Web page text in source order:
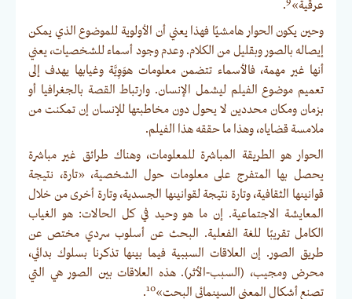
عرقية» .
وحين يكون الحوار هامشيًا فهذا يعني أن الأولوية للموضوع الذي يمكن
إيصاله بالصور وبقليل من الكلام. وعدم وجود أسماء للشخصيات، يعني
أنها غير مهمة، فالأسماء تتضمن معلومات هوَوِيَّة وغيابها يهدف إلى
تعميم موضوع الفيلم ليشمل الإنسان. وارتباط القصة بالجغرافيا أو
بزمان ومكان محددين لا يحول دون مخاطبتها للإنسان إن تمكنت من
ملامسة قضاياه، وهذا ما حققه هذا الفيلم.
الحوار هو الطريقة المباشرة للمعلومات، وهناك طرائق غير مباشرة
يحصل بها المتفرج على معلومات حول الشخصية، «تارة، نتيجة
قوانينها الثقافية، وتارة نتيجة لقوانينها الجسدية، وتارة أخرى من خلال
المعايشة الاجتماعية. إن ما هو وحيد في كل الحالات: هو الغياب
الكامل تقريبًا للغة الفعلية. البحث عن أسلوب سردي مختص عن
طريق الصور. إن العلاقات السببية فيما بينها تذكرنا بسلوك بدائي،
محرض ومجيب، (السبب-الأثر). هذه العلاقات بين الصور هي التي
تصنع أشكال المعنى السينمائي البحت»10
.